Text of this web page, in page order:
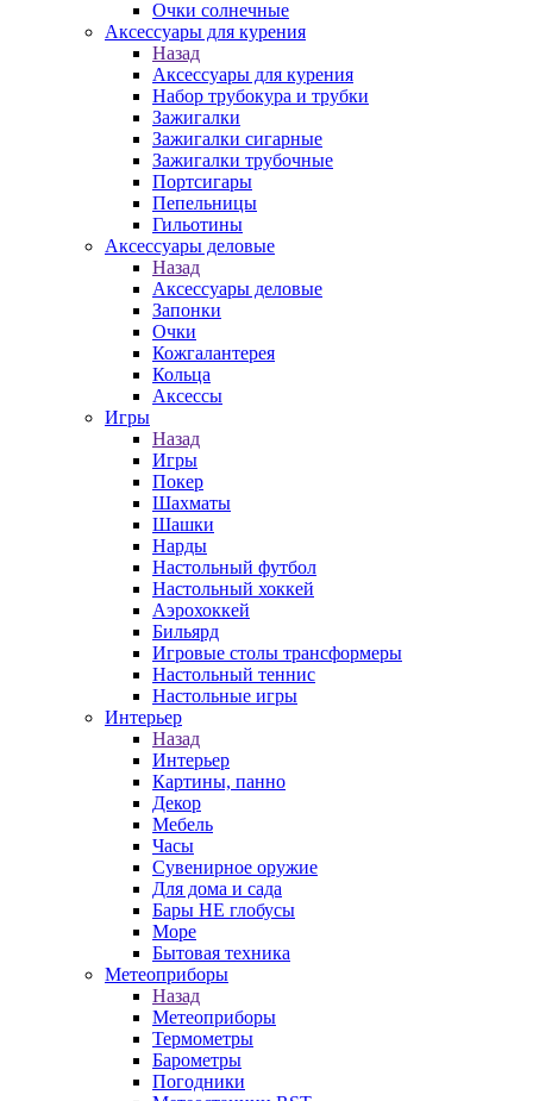
Очки солнечные
Аксессуары для курения
Назад
Аксессуары для курения
Набор трубокура и трубки
Зажигалки
Зажигалки сигарные
Зажигалки трубочные
Портсигары
Пепельницы
Гильотины
Аксессуары деловые
Назад
Аксессуары деловые
Запонки
Очки
Кожгалантерея
Кольца
Аксессы
Игры
Назад
Игры
Покер
Шахматы
Шашки
Нарды
Настольный футбол
Настольный хоккей
Аэрохоккей
Бильярд
Игровые столы трансформеры
Настольный теннис
Настольные игры
Интерьер
Назад
Интерьер
Картины, панно
Декор
Мебель
Часы
Сувенирное оружие
Для дома и сада
Бары НЕ глобусы
Море
Бытовая техника
Метеоприборы
Назад
Метеоприборы
Термометры
Барометры
Погодники